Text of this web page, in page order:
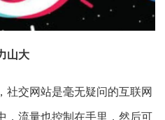
山大
社交网站是毫无疑问的互联网
，流量也控制在手里，然后可